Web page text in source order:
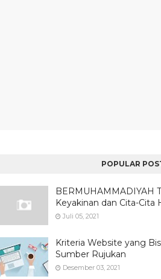
POPULAR
BERMUHAMMADIYAH
Keyakinan dan Cita-
Juli 05, 2021
Kriteria Website yang
Sumber Rujukan
Desember 03, 2021